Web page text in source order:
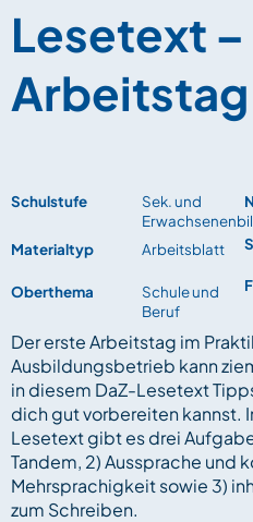
Lesetext
Arbeitstag
Schulstufe
Sek. und
Materialtyp
Arbeitsblatt
Oberthema
Schule und
Beruf
Der erste Arbeitstag im
Ausbildungsbetrieb kann
in diesem DaZ-Lesetext
dich gut vorbereiten kannst.
Lesetext gibt es drei
Tandem, 2) Aussprache und
Mehrsprachigkeit sowie 3)
zum Schreiben.